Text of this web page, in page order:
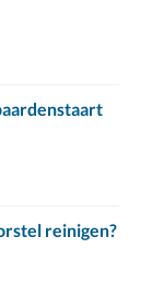
reinigen?